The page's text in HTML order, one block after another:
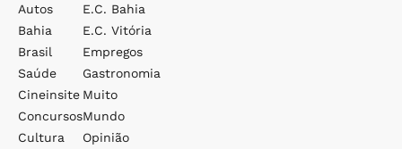
Autos
Bahia
Brasil
Saúde
Cineinsite
Concursos
Cultura
E.c. Bahia
E.c. Vitória
Empregos
Gastronomia
Muito
Mundo
Opinião